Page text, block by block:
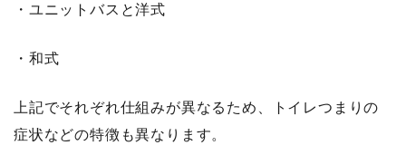
・ユニットバスと洋式
・和式
上記でそれぞれ仕組みが異なるため、トイレつまりの
症状などの特徴も異なります。